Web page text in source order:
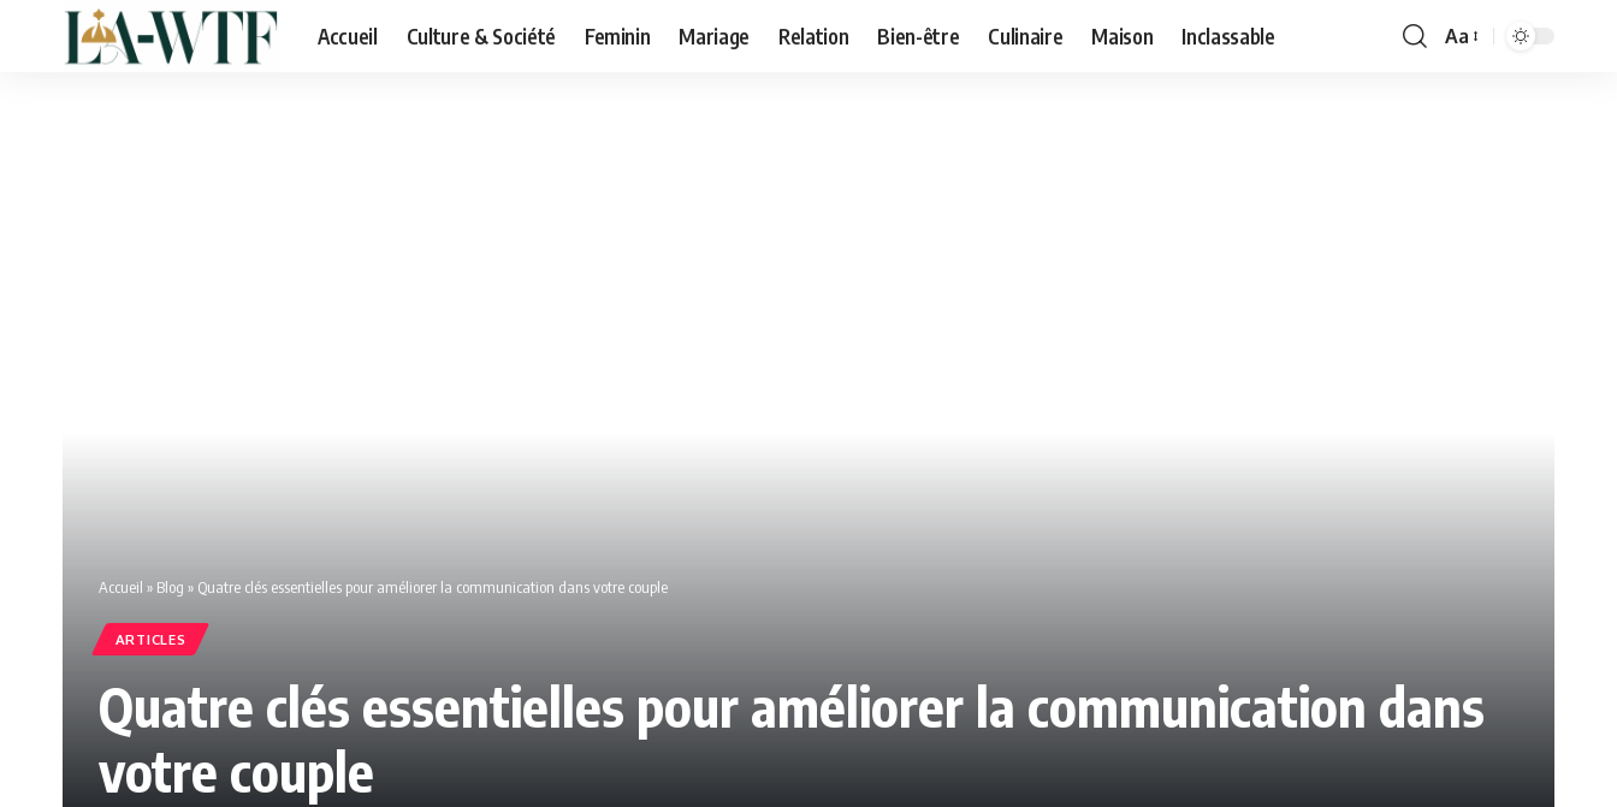
Accueil Culture & Société Feminin Mariage Relation Bien-être Culinaire Maison Inclassable
Font
Aa
Accueil » Blog » Quatre clés essentielles pour améliorer la communication dans votre couple
ARTICLES
Quatre clés essentielles pour améliorer la communication dans
votre couple